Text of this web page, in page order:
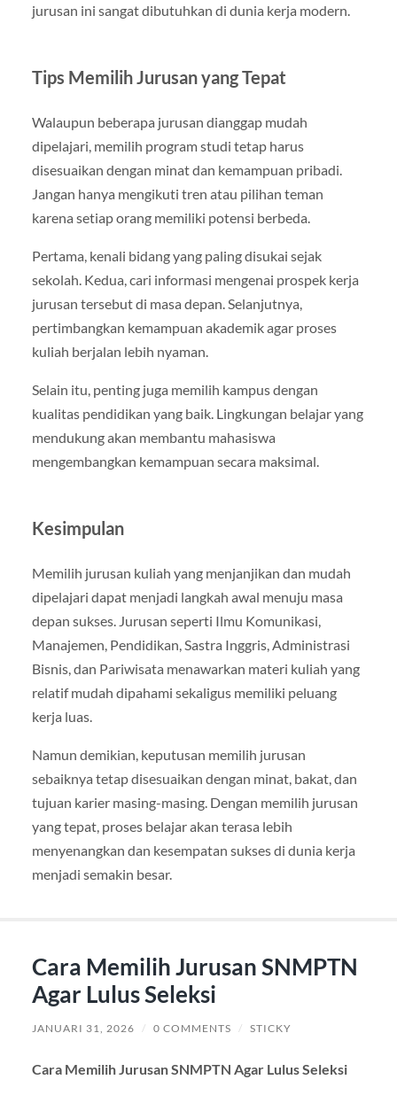
jurusan ini sangat dibutuhkan di dunia kerja modern.
Tips Memilih Jurusan yang Tepat
Walaupun beberapa jurusan dianggap mudah
dipelajari, memilih program studi tetap harus
disesuaikan dengan minat dan kemampuan pribadi.
Jangan hanya mengikuti tren atau pilihan teman
karena setiap orang memiliki potensi berbeda.
Pertama, kenali bidang yang paling disukai sejak
sekolah. Kedua, cari informasi mengenai prospek kerja
jurusan tersebut di masa depan. Selanjutnya,
pertimbangkan kemampuan akademik agar proses
kuliah berjalan lebih nyaman.
Selain itu, penting juga memilih kampus dengan
kualitas pendidikan yang baik. Lingkungan belajar yang
mendukung akan membantu mahasiswa
mengembangkan kemampuan secara maksimal.
Kesimpulan
Memilih jurusan kuliah yang menjanjikan dan mudah
dipelajari dapat menjadi langkah awal menuju masa
depan sukses. Jurusan seperti Ilmu Komunikasi,
Manajemen, Pendidikan, Sastra Inggris, Administrasi
Bisnis, dan Pariwisata menawarkan materi kuliah yang
relatif mudah dipahami sekaligus memiliki peluang
kerja luas.
Namun demikian, keputusan memilih jurusan
sebaiknya tetap disesuaikan dengan minat, bakat, dan
tujuan karier masing-masing. Dengan memilih jurusan
yang tepat, proses belajar akan terasa lebih
menyenangkan dan kesempatan sukses di dunia kerja
menjadi semakin besar.
Cara Memilih Jurusan SNMPTN
Agar Lulus Seleksi
JANUARI 31, 2026 / 0 COMMENTS / STICKY
Cara Memilih Jurusan SNMPTN Agar Lulus Seleksi